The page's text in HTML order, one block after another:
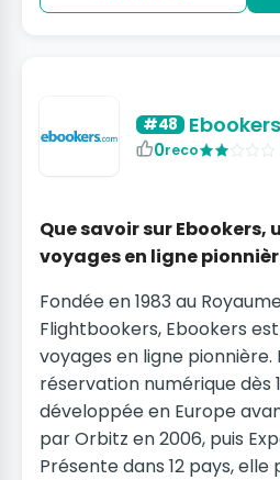
#48 Ebookers
0reco
Que savoir sur Ebookers,
voyages en ligne
Fondée en 1983 au
Flightbookers, Ebookers
voyages en ligne pionnière.
réservation numérique dès
développée en Europe
par Orbitz en 2006, puis
Présente dans 12 pays,